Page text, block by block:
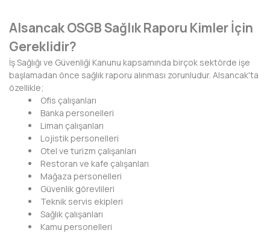
ERZURUM
ESKİŞEHİR
GAZİANTEP
GİRESUN
GÜMÜŞHANE
HAKKARİ
HATAY
IĞDIR
Alsancak OSGB Sağlık Raporu Kimler İçin
Gereklidir?
İş Sağlığı ve Güvenliği Kanunu kapsamında birçok sektörde işe
başlamadan önce sağlık raporu alınması zorunludur. Alsancak'ta
özellikle;
Ofis çalışanları
Banka personelleri
Liman çalışanları
Lojistik personelleri
Otel ve turizm çalışanları
Restoran ve kafe çalışanları
Mağaza personelleri
Güvenlik görevlileri
Teknik servis ekipleri
Sağlık çalışanları
Kamu personelleri